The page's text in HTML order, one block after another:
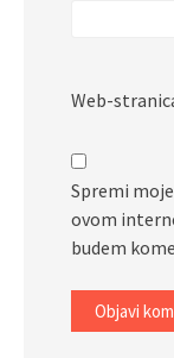
Web-
Spremi
ovom
budem